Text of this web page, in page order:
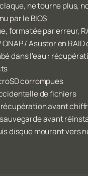
ne tourne plus,
par le BIOS
formatée par erreur,
QNAP / Asustor en
dans l'eau :
corrompues
de fichiers
récupération avant
avant
disque mourant vers